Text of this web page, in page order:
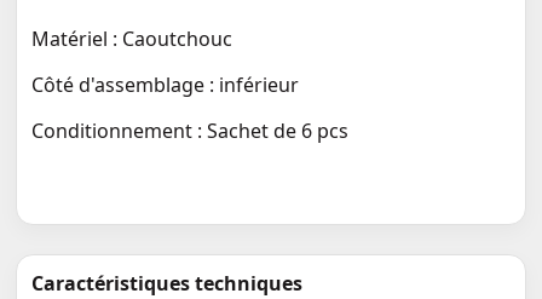
Matériel : Caoutchouc
Côté d'assemblage : inférieur
Conditionnement : Sachet de 6 pcs
Caractéristiques techniques